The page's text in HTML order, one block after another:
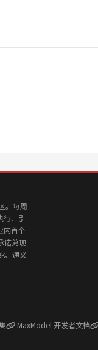
。每周
行、引
内首个
诺兑现
、通义
MaxModel 开发者文档